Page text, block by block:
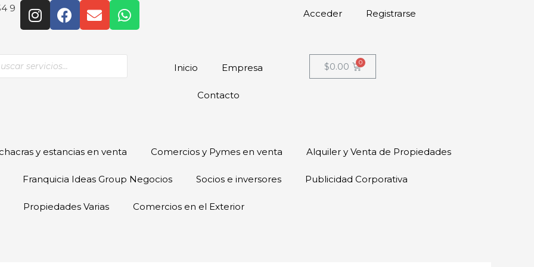
9 Acceder Registrarse
Inicio Empresa
Contacto
$0.00
y estancias en venta Comercios y Pymes en venta Alquiler y Venta de Propiedades
Franquicia Ideas Group Negocios Socios e inversores Publicidad Corporativa
Propiedades Varias Comercios en el Exterior